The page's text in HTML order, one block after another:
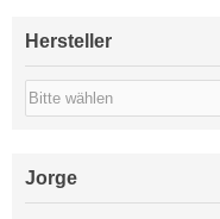
Hersteller
Jorge